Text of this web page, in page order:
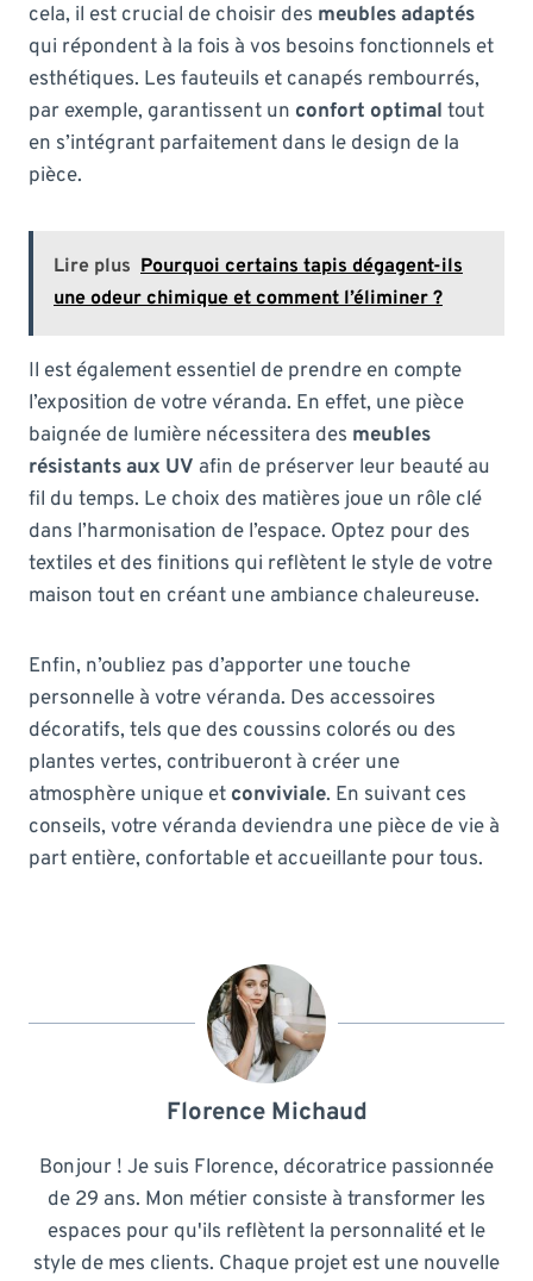
cela, il est crucial de choisir des meubles adaptés
qui répondent à la fois à vos besoins fonctionnels et
esthétiques. Les fauteuils et canapés rembourrés,
par exemple, garantissent un confort optimal tout
en s’intégrant parfaitement dans le design de la
pièce.
Lire plus Pourquoi certains tapis dégagent-ils
une odeur chimique et comment l’éliminer ?
Il est également essentiel de prendre en compte
l’exposition de votre véranda. En effet, une pièce
baignée de lumière nécessitera des meubles
résistants aux UV afin de préserver leur beauté au
fil du temps. Le choix des matières joue un rôle clé
dans l’harmonisation de l’espace. Optez pour des
textiles et des finitions qui reflètent le style de votre
maison tout en créant une ambiance chaleureuse.
Enfin, n’oubliez pas d’apporter une touche
personnelle à votre véranda. Des accessoires
décoratifs, tels que des coussins colorés ou des
plantes vertes, contribueront à créer une
atmosphère unique et conviviale. En suivant ces
conseils, votre véranda deviendra une pièce de vie à
part entière, confortable et accueillante pour tous.
Florence Michaud
Bonjour ! Je suis Florence, décoratrice passionnée
de 29 ans. Mon métier consiste à transformer les
espaces pour qu'ils reflètent la personnalité et le
style de mes clients. Chaque projet est une nouvelle